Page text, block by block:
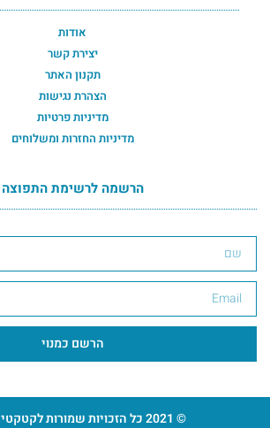
אודות
יצירת קשר
תקנון האתר
הצהרת נגישות
מדיניות פרטיות
מדיניות החזרות ומשלוחים
הרשמה לרשימת התפוצה
הרשם כמנוי
© 2021 כל הזכויות שמורות לקטקטים מתנות